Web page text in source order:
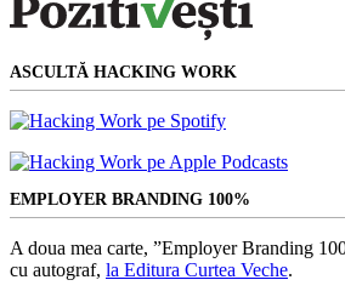
ASCULTĂ HACKING WORK
EMPLOYER BRANDING 100%
A doua mea carte, ”Employer Branding
cu autograf, la Editura Curtea Veche.